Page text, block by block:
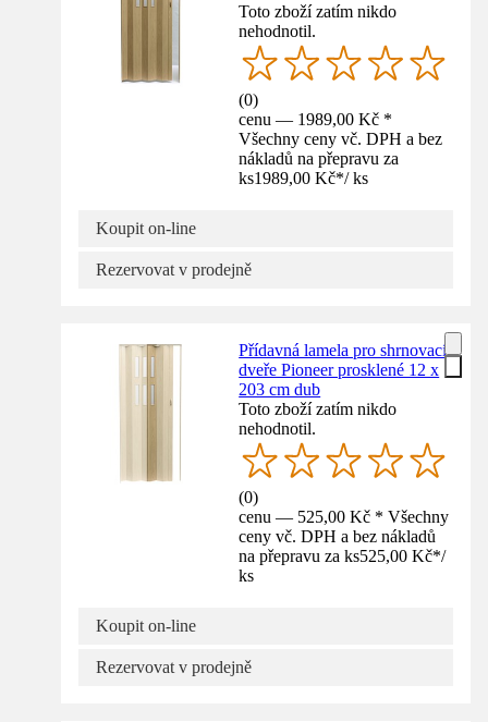
Toto zboží zatím nikdo
nehodnotil.
(0)
cenu — 1989,00 Kč *
Všechny ceny vč. DPH a bez
nákladů na přepravu za
ks1989,00 Kč*/ ks
Koupit on-line
Rezervovat v prodejně
Přídavná lamela pro shrnovací
dveře Pioneer prosklené 12 x
203 cm dub
Toto zboží zatím nikdo
nehodnotil.
(0)
cenu — 525,00 Kč * Všechny
ceny vč. DPH a bez nákladů
na přepravu za ks525,00 Kč*/
ks
Koupit on-line
Rezervovat v prodejně